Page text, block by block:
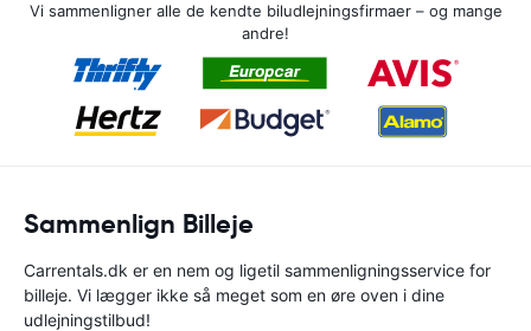
Vi sammenligner alle de kendte biludlejningsfirmaer – og mange
andre!
Sammenlign Billeje
Carrentals.dk er en nem og ligetil sammenligningsservice for
billeje. Vi lægger ikke så meget som en øre oven i dine
udlejningstilbud!